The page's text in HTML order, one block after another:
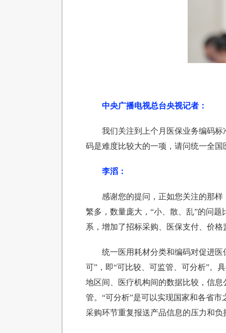
中央广播电视总台央视记者：
我们关注到上个月医保业务编码
码是难度比较大的一项，请问统一全
李滔：
感谢您的提问，正如您关注的那
繁多，数量庞大，“小、散、乱”的问
系，增加了招标采购、医保支付、价
统一医用耗材分类和编码对促进
可”，即“可比较、可监管、可分析”。
地区间、医疗机构间的数据比较，信
管。“可分析”是可以实现国家和各省
采购环节重复报送产品信息的压力和负